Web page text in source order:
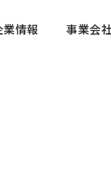
業情報
事業会